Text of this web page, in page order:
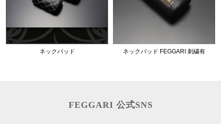
ネックパッド ネックパッド FEGGARI 刺繍有
FEGGARI 公式SNS